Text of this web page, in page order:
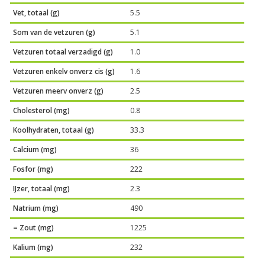
Vet, totaal (g)
5.5
Som van de vetzuren (g)
5.1
Vetzuren totaal verzadigd (g)
1.0
Vetzuren enkelv onverz cis (g)
1.6
Vetzuren meerv onverz (g)
2.5
Cholesterol (mg)
0.8
Koolhydraten, totaal (g)
33.3
Calcium (mg)
36
Fosfor (mg)
222
IJzer, totaal (mg)
2.3
Natrium (mg)
490
= Zout (mg)
1225
Kalium (mg)
232